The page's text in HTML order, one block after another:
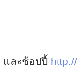
และช้อปปี้ http://